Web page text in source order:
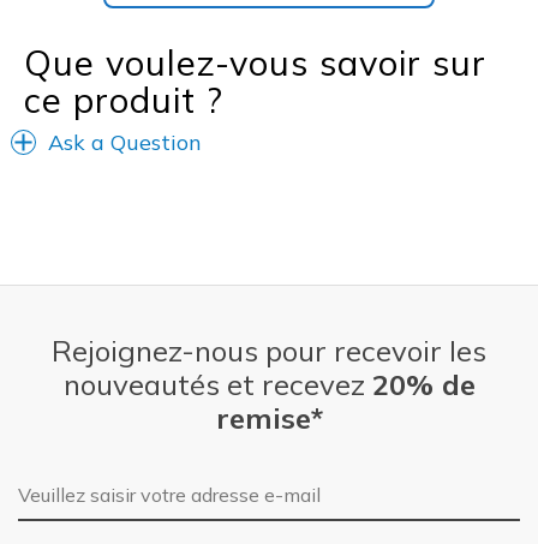
Que voulez-vous savoir sur
ce produit ?
Ask a Question
Rejoignez-nous pour recevoir les
nouveautés et recevez 20% de
remise*
Adresse e-mail